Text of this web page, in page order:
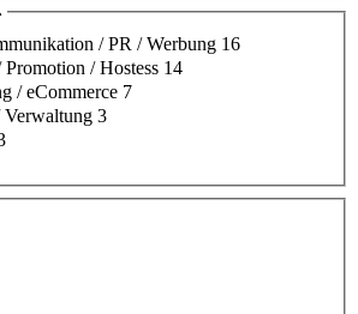
/ PR / Werbung 16
Promotion / Hostess 14
/ eCommerce 7
3